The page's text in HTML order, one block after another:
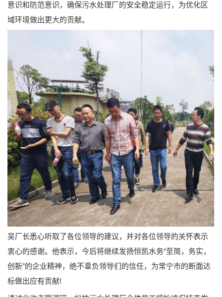
意识和防范意识，确保污水处理厂的安全稳定运行，为优化区
域环境做出更大的贡献。
吴厂长悉心听取了各位领导的建议，并对各位领导的关怀表示
衷心的感谢。他表示，今后将继续发扬恒凯水务“至简，务实，
创新”的企业精神，绝不辜负领导们的信任，为常宁市的断面达
标做出应有贡献!